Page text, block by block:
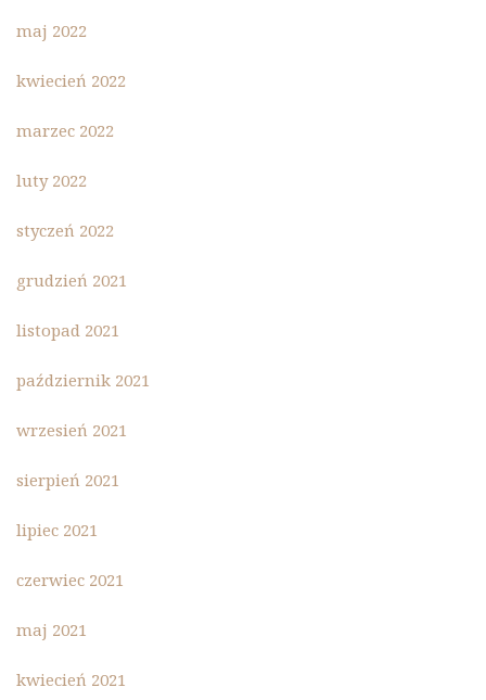
maj 2022
kwiecień 2022
marzec 2022
luty 2022
styczeń 2022
grudzień 2021
listopad 2021
październik 2021
wrzesień 2021
sierpień 2021
lipiec 2021
czerwiec 2021
maj 2021
kwiecień 2021